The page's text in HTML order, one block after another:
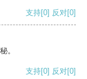
支持[0] 反对[0]
。
支持[0] 反对[0]